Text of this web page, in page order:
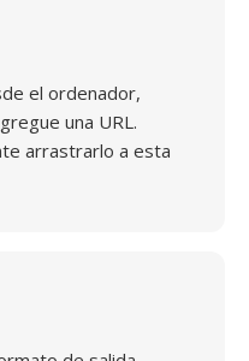
el ordenador,
una URL.
arrastrarlo a esta